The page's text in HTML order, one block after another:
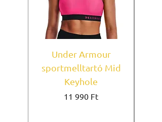
Under Armour
sportmelltartó Mid
Keyhole
Ár
11 990 Ft